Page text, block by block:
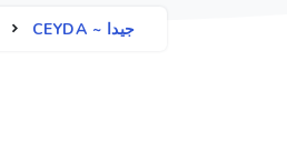
CEYDA ~ جیدا